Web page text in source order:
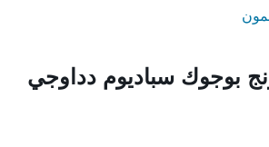
بوجوك سباديوم دداوجي